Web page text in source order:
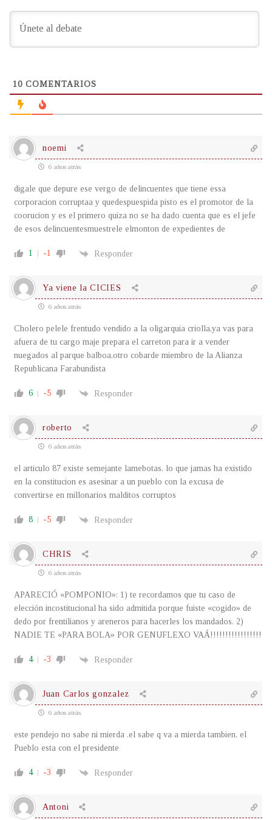
10 COMENTARIOS
noemi
6 años atrás
digale que depure ese vergo de delincuentes que tiene essa
corporacion corruptaa y quedespuespida pisto es el promotor de la
coorucion y es el primero quiza no se ha dado cuenta que es el jefe
de esos delincuentesmuestrele elmonton de expedientes de
1 -1 Responder
Ya viene la CICIES
6 años atrás
Cholero pelele frentudo vendido a la oligarquia criolla,ya vas para
afuera de tu cargo maje prepara el carreton para ir a vender
nuegados al parque balboa,otro cobarde miembro de la Alianza
Republicana Farabundista
6 -5 Responder
roberto
6 años atrás
el articulo 87 existe semejante lamebotas. lo que jamas ha existido
en la constitucion es asesinar a un pueblo con la excusa de
convertirse en millonarios malditos corruptos
8 -5 Responder
CHRIS
6 años atrás
APARECIÓ «POMPONIO»: 1) te recordamos que tu caso de
elección incostitucional ha sido admitida porque fuiste «cogido» de
dedo por frentilianos y areneros para hacerles los mandados. 2)
NADIE TE «PARA BOLA» POR GENUFLEXO VAÁ!!!!!!!!!!!!!!!!!
4 -3 Responder
Juan Carlos gonzalez
6 años atrás
este pendejo no sabe ni mierda .el sabe q va a mierda tambien, el
Pueblo esta con el presidente
4 -3 Responder
Antoni